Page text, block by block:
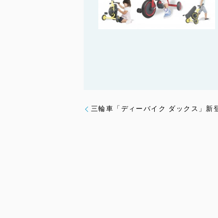
三輪車「ディーバイク ダックス」新